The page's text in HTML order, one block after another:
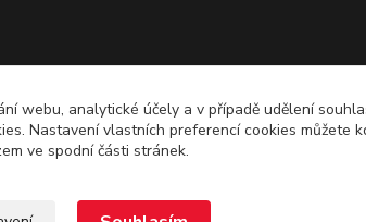
webu, analytické účely a v případě udělení
Nastavení vlastních preferencí cookies můžete
ve spodní části stránek.